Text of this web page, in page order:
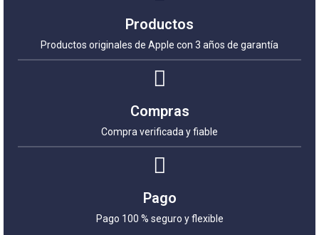
Productos
Productos originales de Apple con 3 años de garantía
Compras
Compra verificada y fiable
Pago
Pago 100 % seguro y flexible